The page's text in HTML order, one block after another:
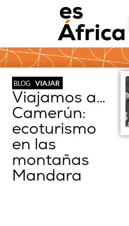
BLOG VIAJAR
Viajamos a…
Camerún:
ecoturismo
en las
montañas
Mandara